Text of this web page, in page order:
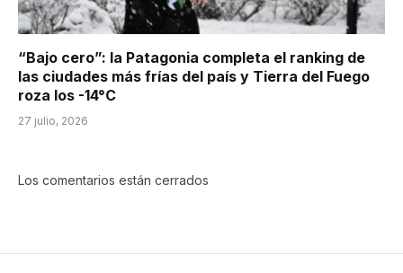
“Bajo cero”: la Patagonia completa el ranking de
las ciudades más frías del país y Tierra del Fuego
roza los -14°C
27 julio, 2026
Los comentarios están cerrados